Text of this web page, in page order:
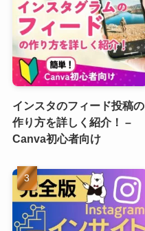
インスタのフィード投稿の
作り方を詳しく紹介！ –
Canva初心者向け